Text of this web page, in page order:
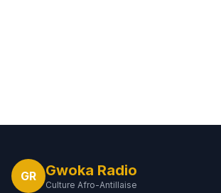
GR Gwoka Radio
Culture Afro-Antillaise